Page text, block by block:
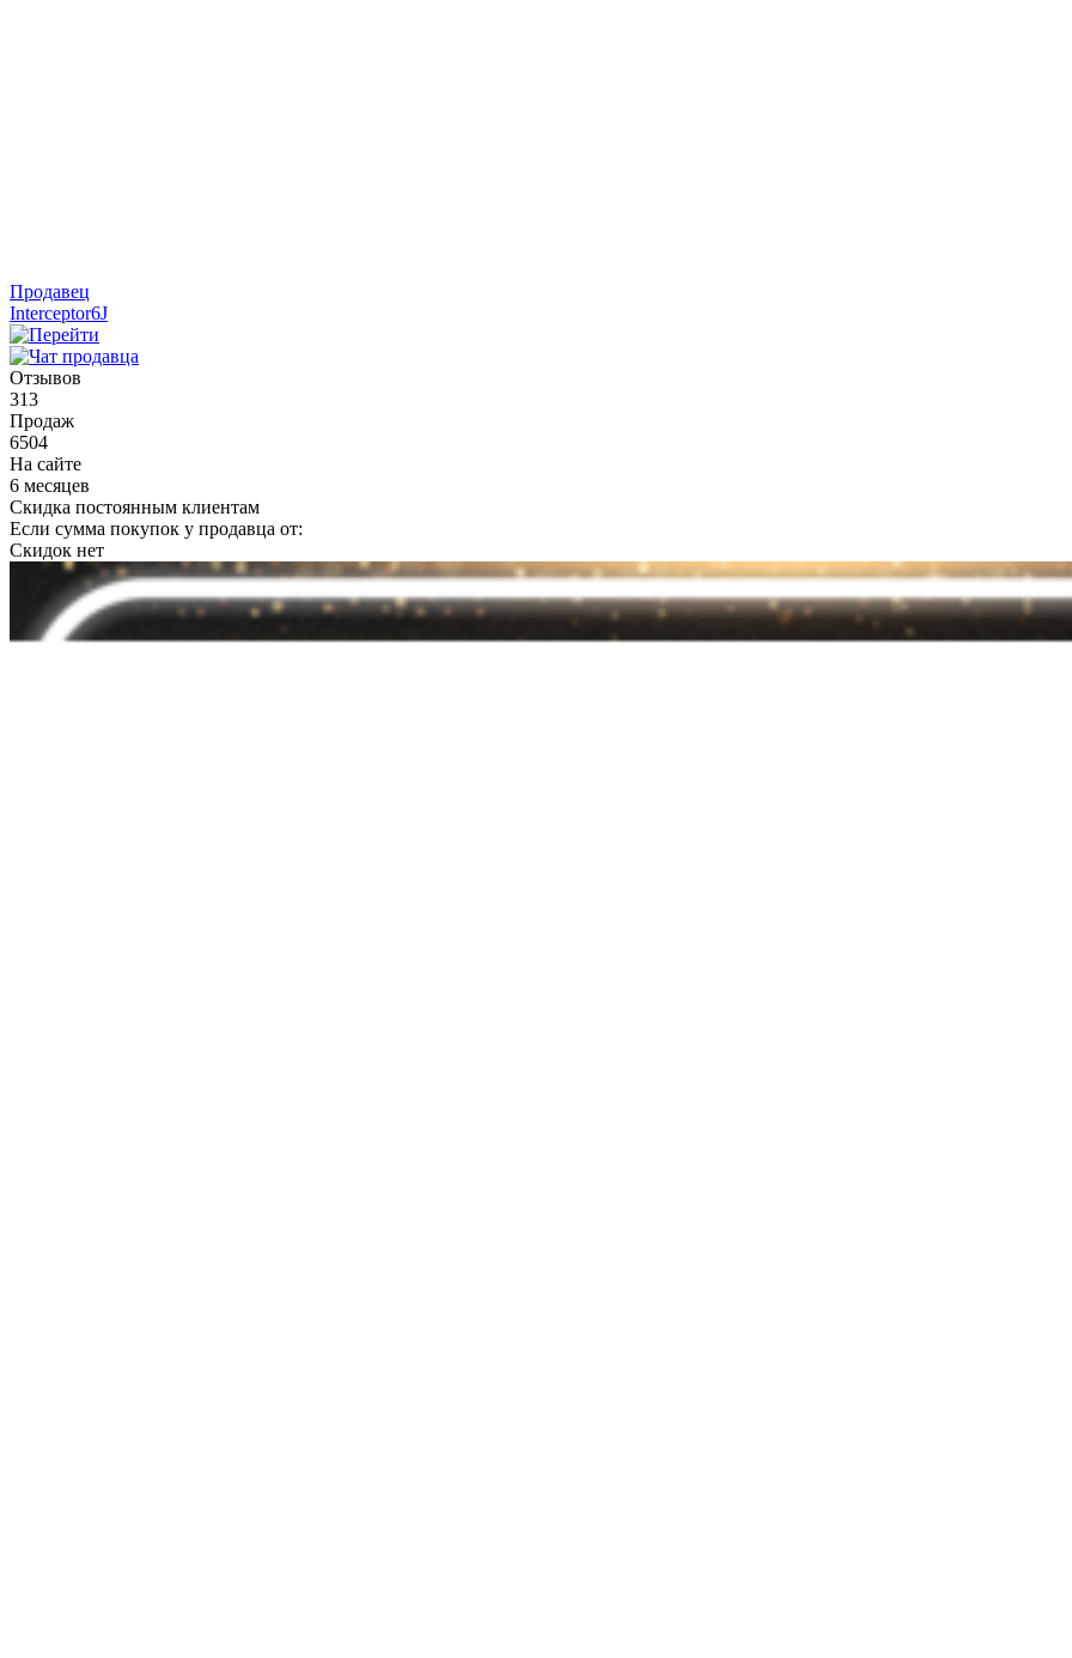
Продавец
Interceptor6J
Отзывов
313
Продаж
6504
На сайте
6 месяцев
Скидка постоянным клиентам
Если сумма покупок у продавца от:
Скидок нет